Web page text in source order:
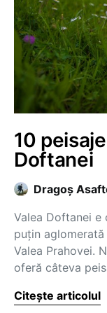
10
Doftanei
Dragoş
Valea Doftanei e
puțin
Valea Prahovei.
oferă câteva
Citește articolul